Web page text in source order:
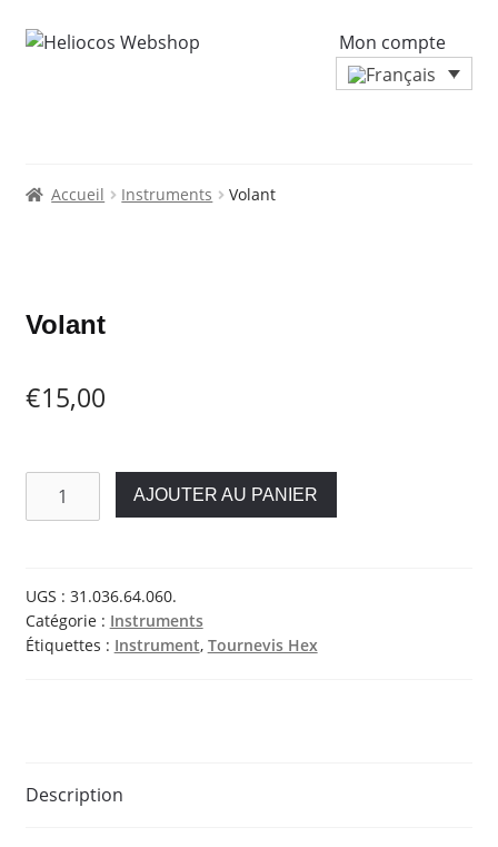
Mon compte
Accueil Instruments Volant
Volant
€15,00
quantité
AJOUTER AU PANIER
UGS : 31.036.64.060.
Catégorie : Instruments
Étiquettes : Instrument, Tournevis Hex
Description